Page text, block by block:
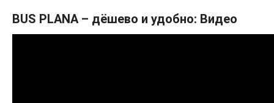
BUS PLANA – дёшево и удобно: Видео